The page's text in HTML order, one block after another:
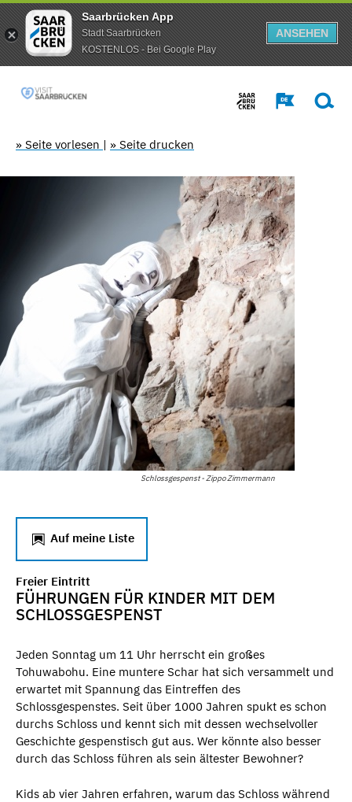
Saarbrücken App
Stadt Saarbrücken
KOSTENLOS - Bei Google Play
ANSEHEN
» Seite vorlesen | » Seite drucken
Schlossgespenst - Zippo Zimmermann
Auf meine Liste
Freier Eintritt
FÜHRUNGEN FÜR KINDER MIT DEM
SCHLOSSGESPENST
Jeden Sonntag um 11 Uhr herrscht ein großes
Tohuwabohu. Eine muntere Schar hat sich versammelt und
erwartet mit Spannung das Eintreffen des
Schlossgespenstes. Seit über 1000 Jahren spukt es schon
durchs Schloss und kennt sich mit dessen wechselvoller
Geschichte gespenstisch gut aus. Wer könnte also besser
durch das Schloss führen als sein ältester Bewohner?
Kids ab vier Jahren erfahren, warum das Schloss während